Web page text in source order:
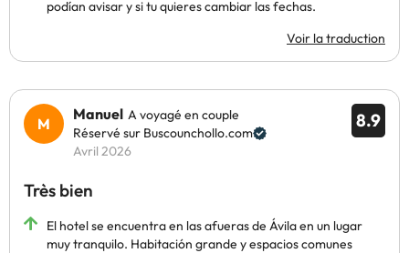
podían avisar y si tu quieres cambiar las fechas.
Voir la traduction
8.9
Manuel A voyagé en couple
Réservé sur Buscounchollo.com
Avril 2026
Très bien
El hotel se encuentra en las afueras de Ávila en un lugar
muy tranquilo. Habitación grande y espacios comunes